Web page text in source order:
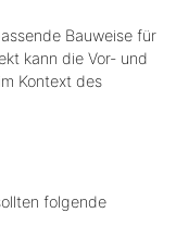
Bauweise für
kann die Vor- und
Kontext des
folgende